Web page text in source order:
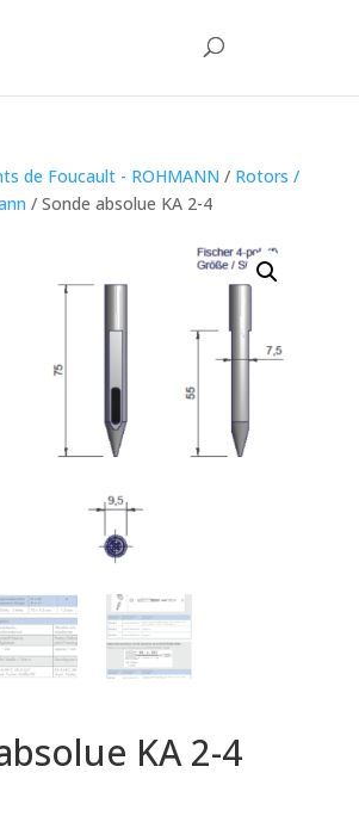
de Foucault - ROHMANN / Rotors /
/ Sonde absolue KA 2-4
KA 2-4